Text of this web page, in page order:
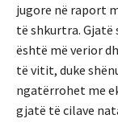
jugore në raport
të shkurtra. Gjatë
është më verior
të vitit, duke
ngatërrohet me
gjatë të cilave